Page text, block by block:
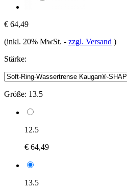
€ 64,49
(inkl. 20% MwSt. - zzgl. Versand )
Stärke:
Größe: 13.5
12.5
€ 64,49
13.5